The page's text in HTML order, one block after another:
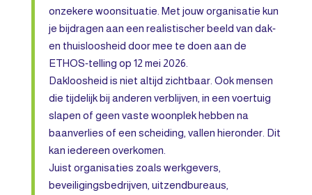
onzekere woonsituatie. Met jouw organisatie kun
je bijdragen aan een realistischer beeld van dak‑
en thuisloosheid door mee te doen aan de
ETHOS‑telling op 12 mei 2026.
Dakloosheid is niet altijd zichtbaar. Ook mensen
die tijdelijk bij anderen verblijven, in een voertuig
slapen of geen vaste woonplek hebben na
baanverlies of een scheiding, vallen hieronder. Dit
kan iedereen overkomen.
Juist organisaties zoals werkgevers,
beveiligingsbedrijven, uitzendbureaus,